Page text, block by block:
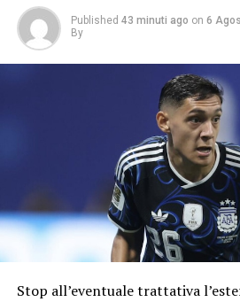
Published 43 minuti ago on 6
By
Stop all’eventuale trattativa